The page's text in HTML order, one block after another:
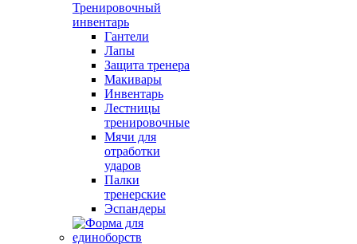
Тренировочный
инвентарь
Гантели
Лапы
Защита тренера
Макивары
Инвентарь
Лестницы
тренировочные
Мячи для
отработки
ударов
Палки
тренерские
Эспандеры